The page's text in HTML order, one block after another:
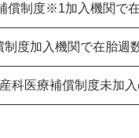
償制度※1加入機関で
制度加入機関で在胎週
産科医療補償制度未加